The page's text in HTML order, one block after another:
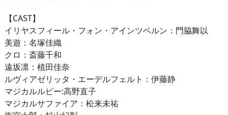
【CAST】
イリヤスフィール・フォン・アインツベルン：門脇舞以
美遊：名塚佳織
クロ：斎藤千和
遠坂凛：植田佳奈
ルヴィアゼリッタ・エーデルフェルト：伊藤静
マジカルルビー:高野直子
マジカルサファイア：松来未祐